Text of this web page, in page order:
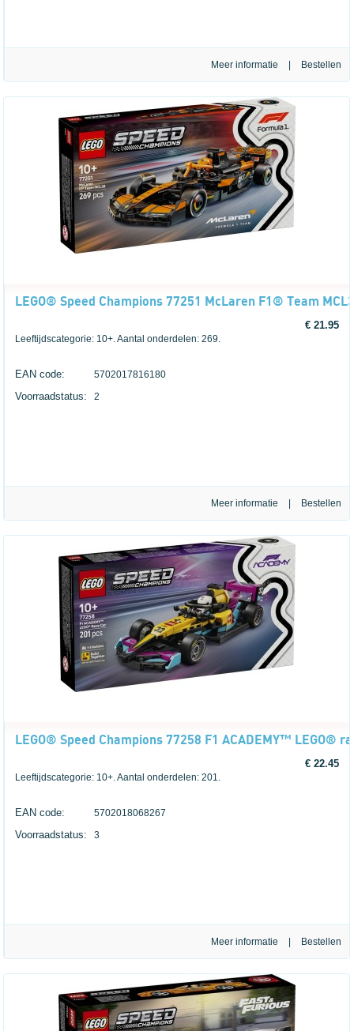
Meer informatie
LEGO® Speed Champions 77251 McLaren F1® Team
€ 21.95
Leeftijdscategorie: 10+. Aantal onderdelen: 269.
EAN code: 5702017816180
Voorraadstatus: 2
Meer informatie
LEGO® Speed Champions 77258 F1 ACADEMY™ LEGO®
€ 22.45
Leeftijdscategorie: 10+. Aantal onderdelen: 201.
EAN code: 5702018068267
Voorraadstatus: 3
Meer informatie